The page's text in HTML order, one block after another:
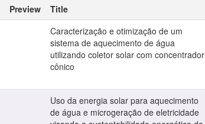
Preview Title
Caracterização e otimização de um
sistema de aquecimento de água
utilizando coletor solar com concentrador
cônico
Uso da energia solar para aquecimento
de água e microgeração de eletricidade